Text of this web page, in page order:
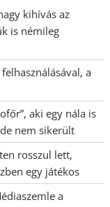
kihívás az
is némileg
a
aki egy nála is
nem sikerült
rosszul lett,
egy játékos
a